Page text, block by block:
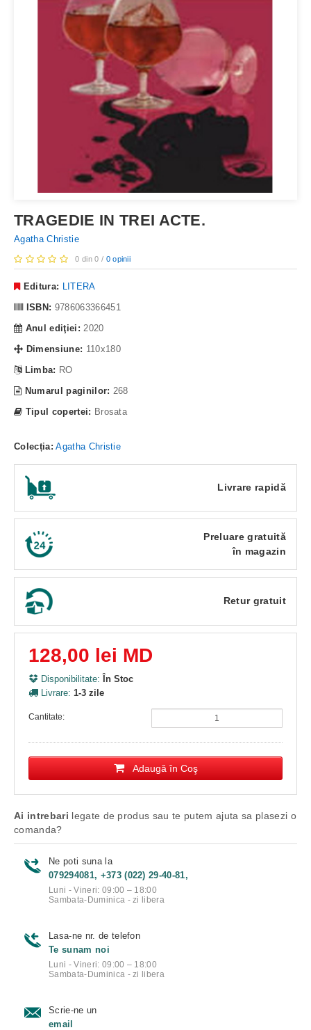
TRAGEDIE IN TREI ACTE.
Agatha Christie
0 din 0 / 0 opinii
Editura: LITERA
ISBN: 9786063366451
Anul ediţiei: 2020
Dimensiune: 110x180
Limba: RO
Numarul paginilor: 268
Tipul copertei: Brosata
Colecția: Agatha Christie
Livrare rapidă
Preluare gratuită
în magazin
Retur gratuit
128,00 lei MD
Disponibilitate: În Stoc
Livrare: 1-3 zile
Cantitate:
Adaugă în Coş
Ai intrebari legate de produs sau te putem ajuta sa plasezi o
comanda?
Ne poti suna la
079294081, +373 (022) 29-40-81,
Luni - Vineri: 09:00 – 18:00
Sambata-Duminica - zi libera
Lasa-ne nr. de telefon
Te sunam noi
Luni - Vineri: 09:00 – 18:00
Sambata-Duminica - zi libera
Scrie-ne un
email